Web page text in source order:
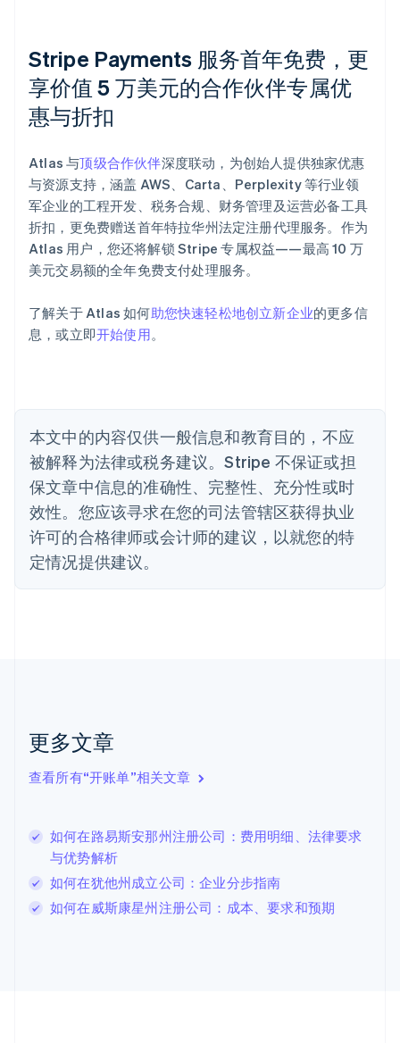
Stripe Payments 服务首年免费，更
享价值 5 万美元的合作伙伴专属优
惠与折扣
Atlas 与顶级合作伙伴深度联动，为创始人提供独家优惠
与资源支持，涵盖 AWS、Carta、Perplexity 等行业领
军企业的工程开发、税务合规、财务管理及运营必备工具
折扣，更免费赠送首年特拉华州法定注册代理服务。作为
Atlas 用户，您还将解锁 Stripe 专属权益——最高 10 万
美元交易额的全年免费支付处理服务。
了解关于 Atlas 如何助您快速轻松地创立新企业的更多信
息，或立即开始使用。
本文中的内容仅供一般信息和教育目的，不应
被解释为法律或税务建议。Stripe 不保证或担
保文章中信息的准确性、完整性、充分性或时
效性。您应该寻求在您的司法管辖区获得执业
许可的合格律师或会计师的建议，以就您的特
定情况提供建议。
更多文章
查看所有“开账单”相关文章
如何在路易斯安那州注册公司：费用明细、法律要求
与优势解析
如何在犹他州成立公司：企业分步指南
如何在威斯康星州注册公司：成本、要求和预期
阿联酋
爱尔兰
English
爱沙尼亚
English
奥地利
Deutsch English
澳大利亚
巴西
PortuguêsEnglish
English
丹麦
English
德国
DeutschEnglish
法国
FrançaisEnglish
芬兰
EnglishSvenska
English Italiano
拉脱维亚
立陶宛
DeutschEnglish
卢森堡
罗马尼亚
English